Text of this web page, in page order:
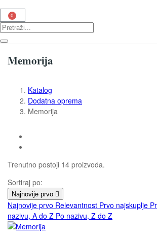
Memorija
Katalog
Dodatna oprema
Memorija
Trenutno postoji 14 proizvoda.
Sortiraj po:
Najnovije prvo 
Najnovije prvo Relevantnost Prvo najskuplje
nazivu, A do Z Po nazivu, Z do Z